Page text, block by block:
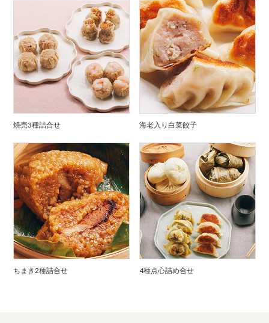
焼売3種詰合せ 海老入り白菜餃子
ちまき2種詰合せ 4種点心詰め合せ